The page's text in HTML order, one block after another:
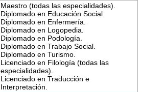
Maestro (todas las especialidades).
Diplomado en Educación Social.
Diplomado en Enfermería.
Diplomado en Logopedia.
Diplomado en Podología.
Diplomado en Trabajo Social.
Diplomado en Turismo.
Licenciado en Filología (todas las
especialidades).
Licenciado en Traducción e
Interpretación.